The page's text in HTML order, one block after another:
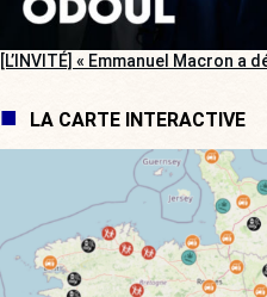
[L’INVITÉ] « Emmanuel Macron a
LA CARTE INTERACTIVE